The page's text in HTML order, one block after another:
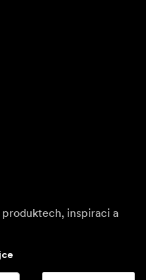
inspiraci a